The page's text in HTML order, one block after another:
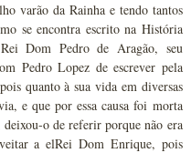
varão da Rainha e tendo tantos
se encontra escrito na História
Dom Pedro de Aragão, seu
Pedro Lopez de escrever pela
quanto à sua vida em diversas
e que por essa causa foi morta
o de referir porque não era
a elRei Dom Enrique, pois